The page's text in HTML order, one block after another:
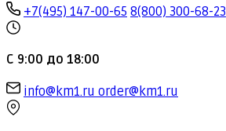
+7(495) 147-00-65 8(800) 300-68-23
С 9:00 до 18:00
info@km1.ru order@km1.ru